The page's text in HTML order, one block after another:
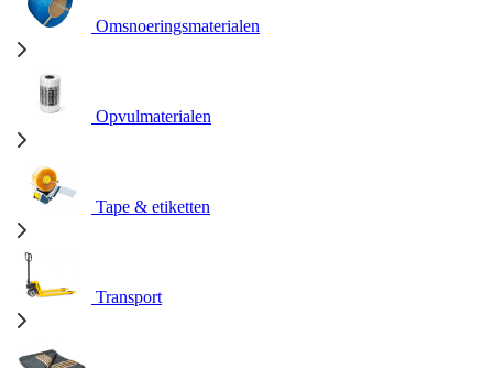
Omsnoeringsmaterialen
Opvulmaterialen
Tape & etiketten
Transport